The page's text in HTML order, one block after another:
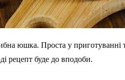
юшка. Проста у приготуванні
рецепт буде до вподоби.